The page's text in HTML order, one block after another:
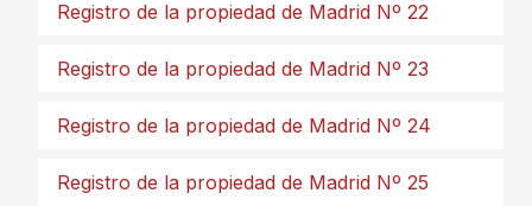
Registro de la propiedad de Madrid Nº 22
Registro de la propiedad de Madrid Nº 23
Registro de la propiedad de Madrid Nº 24
Registro de la propiedad de Madrid Nº 25